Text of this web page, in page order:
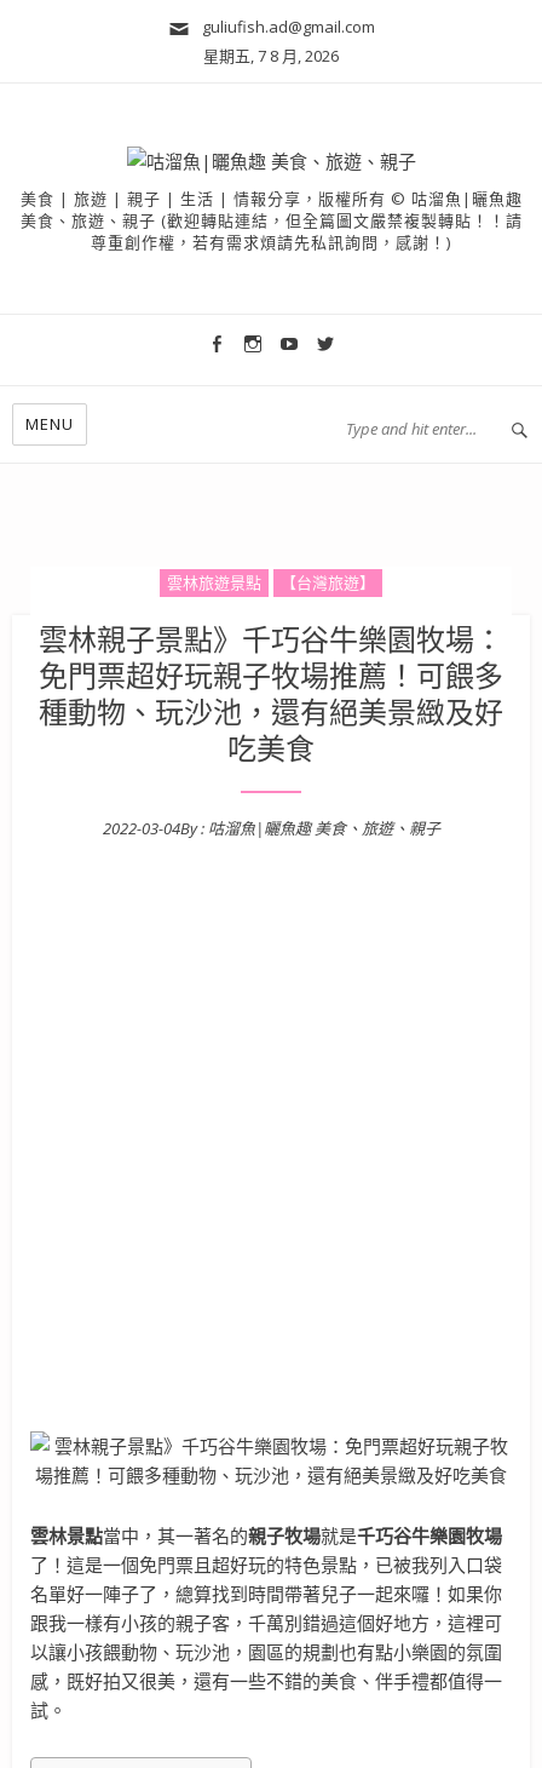
guliufish.ad@gmail.com
星期五, 7 8 月, 2026
美食 | 旅遊 | 親子 | 生活 | 情報分享，版權所有 © 咕溜魚|曬魚趣
美食、旅遊、親子 (歡迎轉貼連結，但全篇圖文嚴禁複製轉貼！！請
尊重創作權，若有需求煩請先私訊詢問，感謝！)
MENU
雲林旅遊景點 【台灣旅遊】
雲林親子景點》千巧谷牛樂園牧場：
免門票超好玩親子牧場推薦！可餵多
種動物、玩沙池，還有絕美景緻及好
吃美食
Posted on
2022-03-04By : 咕溜魚|曬魚趣 美食、旅遊、親子
雲林景點當中，其一著名的親子牧場就是千巧谷牛樂園牧場
了！這是一個免門票且超好玩的特色景點，已被我列入口袋
名單好一陣子了，總算找到時間帶著兒子一起來囉！如果你
跟我一樣有小孩的親子客，千萬別錯過這個好地方，這裡可
以讓小孩餵動物、玩沙池，園區的規劃也有點小樂園的氛圍
感，既好拍又很美，還有一些不錯的美食、伴手禮都值得一
試。